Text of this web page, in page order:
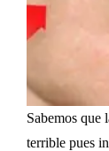
Sabemos que
terrible pues